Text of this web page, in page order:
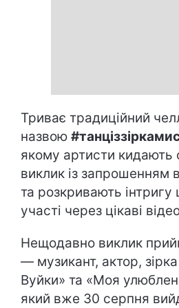
Триває традиційний
назвою
якому артисти кидають
виклик із запрошенням
та розкривають інтригу
участі через цікаві
Нещодавно виклик
— музикант, актор,
Вуйки» та «Моя
який вже 30 серпня